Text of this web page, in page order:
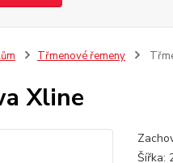
Třmenové řemeny
Xline
Šířka: